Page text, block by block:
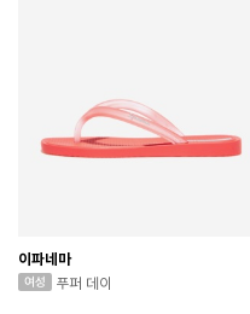
이파네마
푸퍼 데이